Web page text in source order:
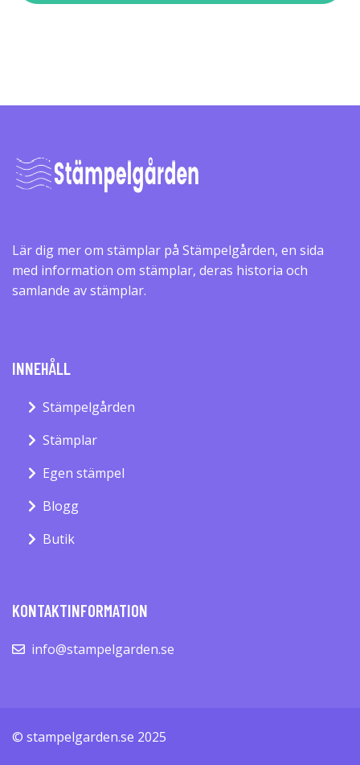
Lär dig mer om stämplar på Stämpelgården, en sida
med information om stämplar, deras historia och
samlande av stämplar.
INNEHÅLL
Stämpelgården
Stämplar
Egen stämpel
Blogg
Butik
KONTAKTINFORMATION
info@stampelgarden.se
© stampelgarden.se 2025